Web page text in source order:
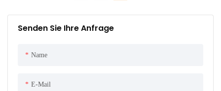
Senden Sie Ihre Anfrage
Name
E-Mail